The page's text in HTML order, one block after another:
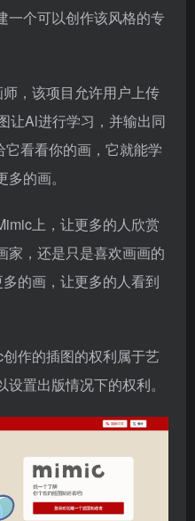
一个可以创作该风格的专
，该项目允许用户上传
让Al进行学习，并输出同
它看看你的画，它就能学
的画。
上，让更多的人欣赏
家，还是只是喜欢画画的
的画，让更多的人看到
作的插图的权利属于艺
置出版情况下的权利。